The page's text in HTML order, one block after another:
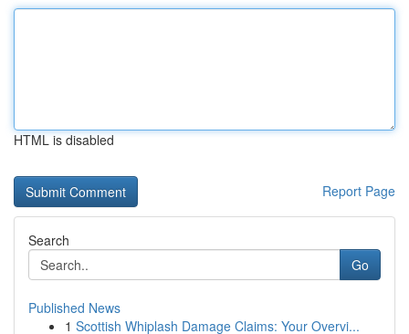
HTML is disabled
Report Page
Search
Go
Published News
1 Scottish Whiplash Damage Claims: Your Overvi...